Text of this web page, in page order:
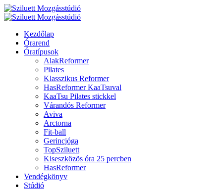
Kezdőlap
Órarend
Óratípusok
AlakReformer
Pilates
Klasszikus Reformer
HasReformer KaaTsuval
KaaTsu Pilates stickkel
Várandós Reformer
Aviva
Arctorna
Fit-ball
Gerincjóga
TopSziluett
Kiseszközös óra 25 percben
HasReformer
Vendégkönyv
Stúdió